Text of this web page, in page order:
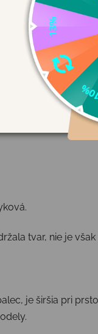
tvar, nie je však
je širšia pri